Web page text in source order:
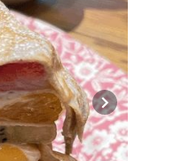
Next slide